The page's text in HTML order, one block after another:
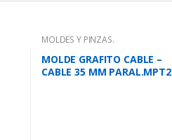
MOLDES Y PINZAS.
MOLDE GRAFITO CABLE –
CABLE 35 MM PARAL.MPT2